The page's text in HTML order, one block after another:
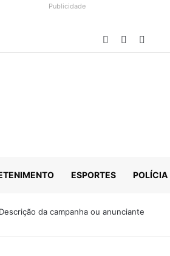
Publicidade
Facebook
YouTube
ESPORTES POLÍCIA